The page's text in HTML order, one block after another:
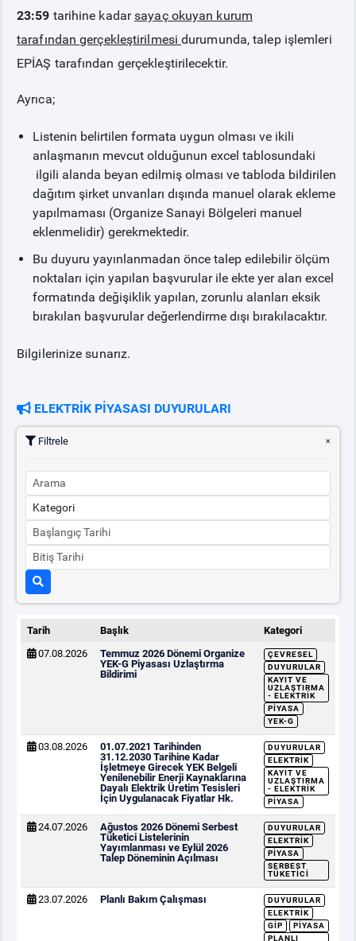
BÜLTENLER
DUYURULAR
BT HİZMET YÖNETİM SİSTEMİ POLİTİKAMIZ
23:59 tarihine kadarsayaç okuyan kurum
tarafındangerçekleştirilmesidurumunda, talep işlemleri
EPİAŞ tarafından gerçekleştirilecektir.
Ayrıca;
Listenin belirtilen formata uygun olması ve ikili
anlaşmanın mevcut olduğunun excel tablosundaki
ilgili alanda beyan edilmiş olması ve tabloda bildirilen
dağıtım şirket unvanları dışında manuel olarak ekleme
yapılmaması (Organize Sanayi Bölgeleri manuel
eklenmelidir) gerekmektedir.
Bu duyuru yayınlanmadan önce talep edilebilir ölçüm
noktaları için yapılan başvurular ile ekte yer alan excel
formatında değişiklik yapılan, zorunlu alanları eksik
bırakılan başvurular değerlendirme dışı bırakılacaktır.
Bilgilerinize sunarız.
ELEKTRİK PİYASASI DUYURULARI
Filtrele
Tarih Başlık
Kategori
07.08.2026
Temmuz 2026 Dönemi Organize
YEK-G Piyasası Uzlaştırma
Bildirimi
ÇEVRESEL
DUYURULAR
KAYIT VE
UZLAŞTIRMA
- ELEKTRIK
PIYASA
YEK-G
03.08.2026
01.07.2021 Tarihinden
31.12.2030 Tarihine Kadar
İşletmeye Girecek YEK Belgeli
Yenilenebilir Enerji Kaynaklarına
Dayalı Elektrik Üretim Tesisleri
İçin Uygulanacak Fiyatlar Hk.
DUYURULAR
ELEKTRIK
KAYIT VE
UZLAŞTIRMA
- ELEKTRIK
PIYASA
24.07.2026
Ağustos 2026 Dönemi Serbest
Tüketici Listelerinin
Yayımlanması ve Eylül 2026
Talep Döneminin Açılması
DUYURULAR
ELEKTRIK
PIYASA
SERBEST
TÜKETICI
23.07.2026 Planlı Bakım Çalışması
DUYURULAR
ELEKTRIK
GİP
PIYASA
PLANLI